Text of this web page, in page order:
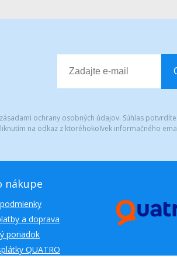
ochrany osobných údajov. Súhlas
na odkaz z ktoréhokoľvek informačného
nákupe
a doprava
poriadok
QUATRO